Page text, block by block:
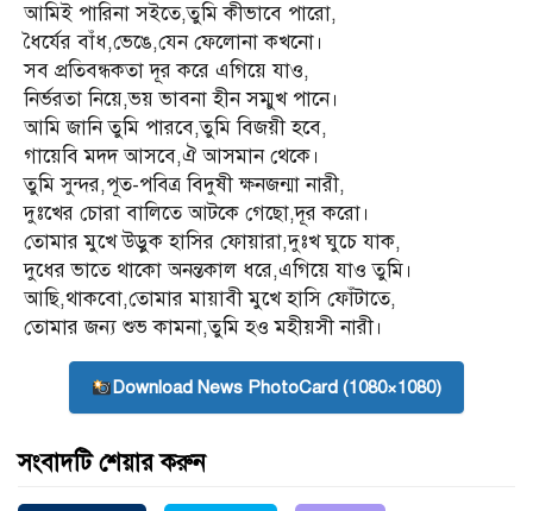
আমিই পারিনা সইতে,তুমি কীভাবে পারো,
ধৈর্যের বাঁধ,ভেঙে,যেন ফেলোনা কখনো।
সব প্রতিবন্ধকতা দূর করে এগিয়ে যাও,
নির্ভরতা নিয়ে,ভয় ভাবনা হীন সম্মুখ পানে।
আমি জানি তুমি পারবে,তুমি বিজয়ী হবে,
গায়েবি মদদ আসবে,ঐ আসমান থেকে।
তুমি সুন্দর,পূত-পবিত্র বিদুষী ক্ষনজন্মা নারী,
দুঃখের চোরা বালিতে আটকে গেছো,দূর করো।
তোমার মুখে উড়ুক হাসির ফোয়ারা,দুঃখ ঘুচে যাক,
দুধের ভাতে থাকো অনন্তকাল ধরে,এগিয়ে যাও তুমি।
আছি,থাকবো,তোমার মায়াবী মুখে হাসি ফোঁটাতে,
তোমার জন্য শুভ কামনা,তুমি হও মহীয়সী নারী।
Download News PhotoCard (1080×1080)
সংবাদটি শেয়ার করুন